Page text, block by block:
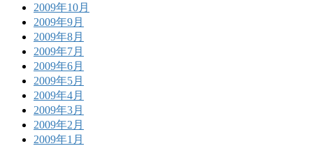
2009年10月
2009年9月
2009年8月
2009年7月
2009年6月
2009年5月
2009年4月
2009年3月
2009年2月
2009年1月